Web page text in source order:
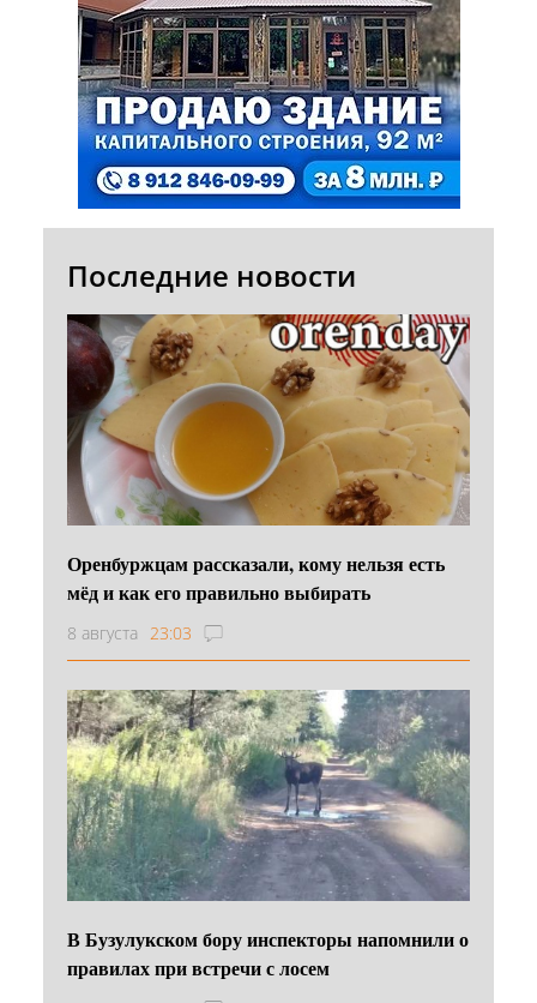
Последние новости
Оренбуржцам рассказали, кому нельзя есть
мёд и как его правильно выбирать
8 августа 23:03
В Бузулукском бору инспекторы напомнили о
правилах при встречи с лосем